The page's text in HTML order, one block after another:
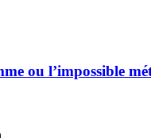
ou l’impossible